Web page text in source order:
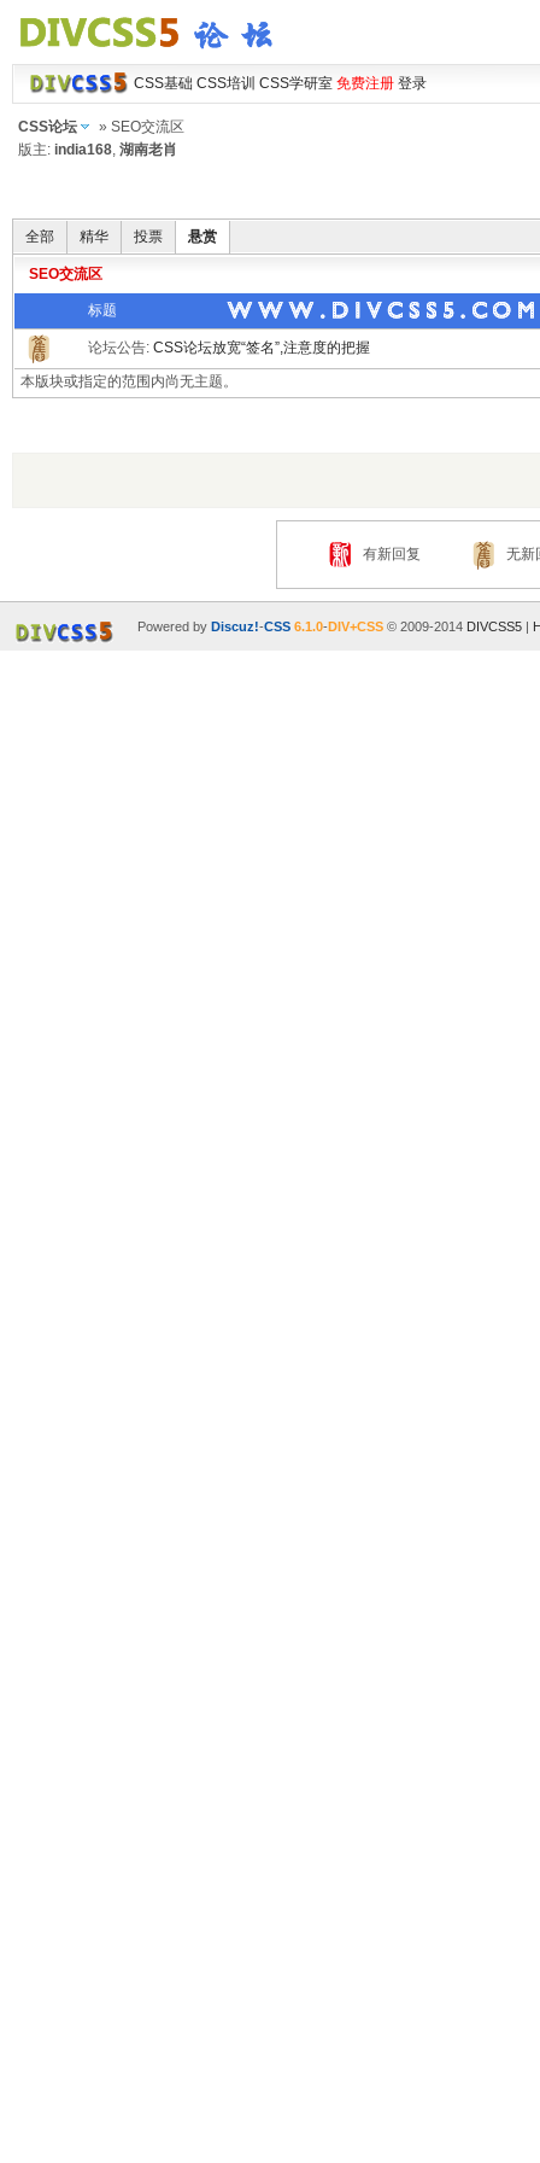
CSS基础 CSS培训 CSS学研室 免费注册 登录
CSS论坛
» SEO交流区
版主: india168, 湖南老肖
全部 精华 投票 悬赏
SEO交流区
标题
论坛公告: CSS论坛放宽“签名”,注意度的把握
本版块或指定的范围内尚无主题。
有新回复 无新
Powered by Discuz!-CSS 6.1.0-DIV+CSS© 2009-2014 DIVCSS5|